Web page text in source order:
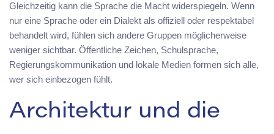
Gleichzeitig kann die Sprache die Macht widerspiegeln. Wenn
nur eine Sprache oder ein Dialekt als offiziell oder respektabel
behandelt wird, fühlen sich andere Gruppen möglicherweise
weniger sichtbar. Öffentliche Zeichen, Schulsprache,
Regierungskommunikation und lokale Medien formen sich alle,
wer sich einbezogen fühlt.
Architektur und die